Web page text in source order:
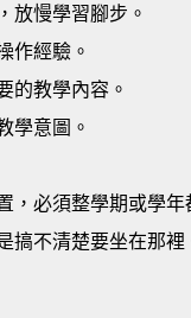
放慢學習腳步。
作經驗。
的教學內容。
學意圖。
，必須整學期或學
搞不清楚要坐在那裡